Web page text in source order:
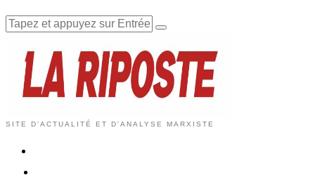
SITE D'ACTUALITÉ ET D'ANALYSE MARXISTE